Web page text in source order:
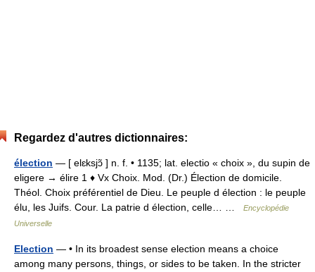
Regardez d'autres dictionnaires:
élection — [ elɛksjɔ̃ ] n. f. • 1135; lat. electio « choix », du supin de
eligere → élire 1 ♦ Vx Choix. Mod. (Dr.) Élection de domicile.
Théol. Choix préférentiel de Dieu. Le peuple d élection : le peuple
élu, les Juifs. Cour. La patrie d élection, celle… …
Encyclopédie
Universelle
Election — • In its broadest sense election means a choice
among many persons, things, or sides to be taken. In the stricter